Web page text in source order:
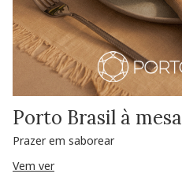
Porto Brasil à mesa
Prazer em saborear
Vem ver